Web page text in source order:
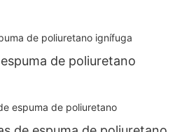
de poliuretano